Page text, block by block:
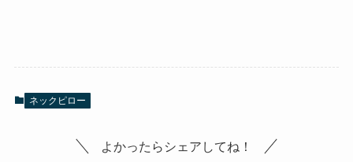
ネックピロー
よかったらシェアしてね！